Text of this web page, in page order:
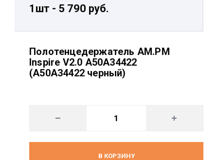
1шт - 5 790 руб.
Полотенцедержатель AM.PM
Inspire V2.0 A50A34422
(A50A34422 черный)
В КОРЗИНУ